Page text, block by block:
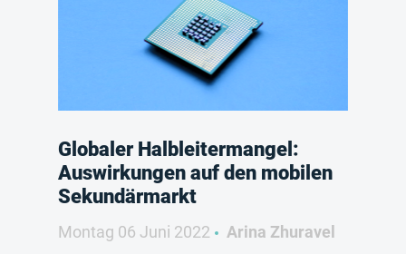
Globaler Halbleitermangel:
Auswirkungen auf den mobilen
Sekundärmarkt
Montag 06 Juni 2022 Arina Zhuravel